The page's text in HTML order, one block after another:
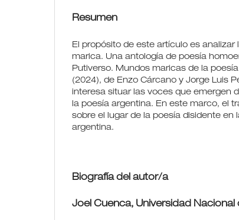
Resumen
El propósito de este artículo es
marica. Una antología de poesía
Putiverso. Mundos maricas de la
(2024), de Enzo Cárcano y Jorge Luis
interesa situar las voces que emergen
la poesía argentina. En este marco, el
sobre el lugar de la poesía disidente en
argentina.
Biografía del autor/a
Joel Cuenca, Universidad Nacional